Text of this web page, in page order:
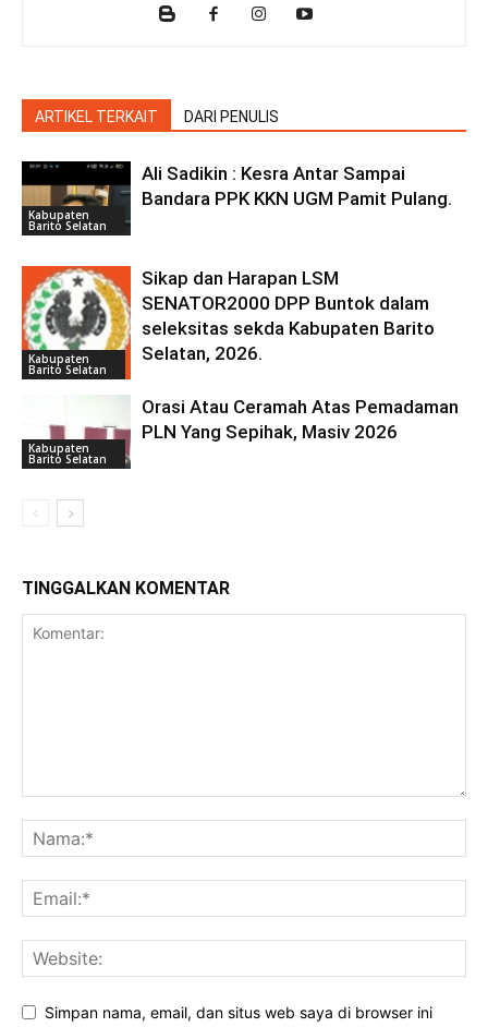
ARTIKEL TERKAIT DARI PENULIS
Kabupaten
Barito Selatan
Ali Sadikin : Kesra Antar Sampai
Bandara PPK KKN UGM Pamit Pulang.
Kabupaten
Barito Selatan
Sikap dan Harapan LSM
SENATOR2000 DPP Buntok dalam
seleksitas sekda Kabupaten Barito
Selatan, 2026.
Kabupaten
Barito Selatan
Orasi Atau Ceramah Atas Pemadaman
PLN Yang Sepihak, Masiv 2026
TINGGALKAN KOMENTAR
Simpan nama, email, dan situs web saya di browser ini